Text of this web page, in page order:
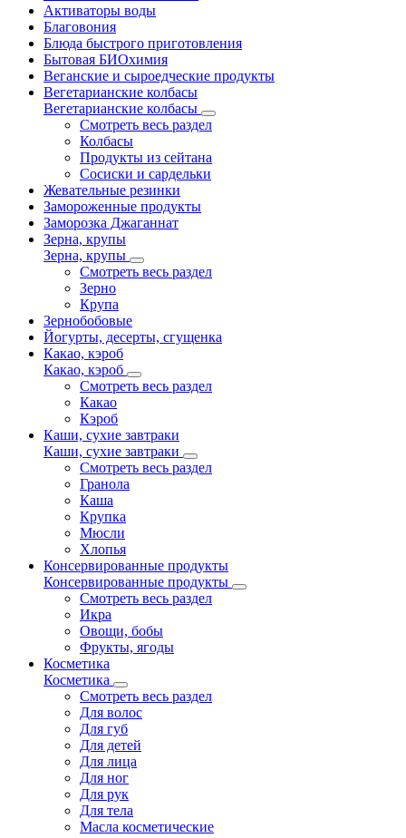
Активаторы воды
Благовония
Блюда быстрого приготовления
Бытовая БИОхимия
Веганские и сыроедческие продукты
Вегетарианские колбасы
Вегетарианские колбасы
Смотреть весь раздел
Колбасы
Продукты из сейтана
Сосиски и сардельки
Жевательные резинки
Замороженные продукты
Заморозка Джаганнат
Зерна, крупы
Зерна, крупы
Смотреть весь раздел
Зерно
Крупа
Зернобобовые
Йогурты, десерты, сгущенка
Какао, кэроб
Какао, кэроб
Смотреть весь раздел
Какао
Кэроб
Каши, сухие завтраки
Каши, сухие завтраки
Смотреть весь раздел
Гранола
Каша
Крупка
Мюсли
Хлопья
Консервированные продукты
Консервированные продукты
Смотреть весь раздел
Икра
Овощи, бобы
Фрукты, ягоды
Косметика
Косметика
Смотреть весь раздел
Для волос
Для губ
Для детей
Для лица
Для ног
Для рук
Для тела
Масла косметические